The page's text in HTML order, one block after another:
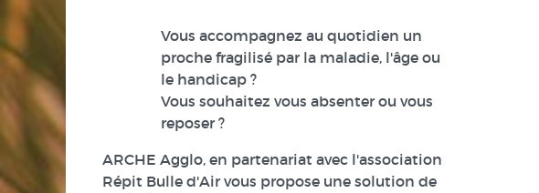
Vous accompagnez au quotidien un
proche fragilisé par la maladie, l'âge ou
le handicap ?
Vous souhaitez vous absenter ou vous
reposer ?
ARCHE Agglo, en partenariat avec l'association
Répit Bulle d'Air vous propose une solution de